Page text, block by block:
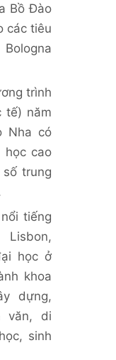
Bồ Đào
các tiêu
trình
tế) năm
Nha có
học cao
trung
tiếng
học ở
khoa
dựng,
văn, di
sinh